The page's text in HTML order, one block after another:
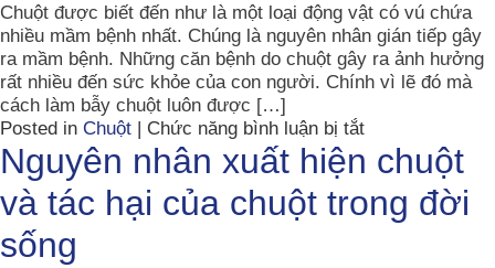
chuột
vào
nhà
cực
dễ
thực
hiện
Chuột được biết đến như là một loại động vật có vú chứa
nhiều mầm bệnh nhất. Chúng là nguyên nhân gián tiếp gây
ra mầm bệnh. Những căn bệnh do chuột gây ra ảnh hưởng
rất nhiều đến sức khỏe của con người. Chính vì lẽ đó mà
cách làm bẫy chuột luôn được […]
Posted in Chuột | Chức năng bình luận bị tắtở
Cách
làm
bẫy
chuột
Nguyên nhân xuất hiện chuột
và tác hại của chuột trong đời
sống